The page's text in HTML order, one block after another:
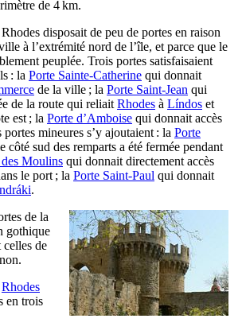
de 4 km.
disposait de peu de portes en raison
à l’extrémité nord de l’île, et parce que le
peuplée. Trois portes satisfaisaient
: la Porte Sainte-Catherine qui donnait
de la ville ; la Porte Saint-Jean qui
de la route qui reliait Rhodes à Líndos et
est ; la Porte d’Amboise qui donnait accès
portes mineures s’y ajoutaient : la Porte
côté sud des remparts a été fermée pendant
Moulins qui donnait directement accès
le port ; la Porte Saint-Paul qui donnait
.
de la
gothique
de
Rhodes
en trois